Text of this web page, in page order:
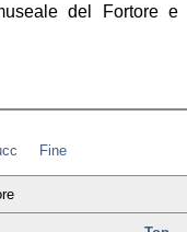
del Fortore e
Fine